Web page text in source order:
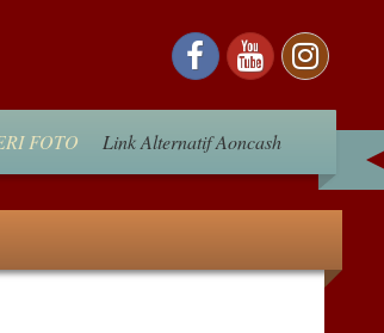
FOTO Link Alternatif Aoncash